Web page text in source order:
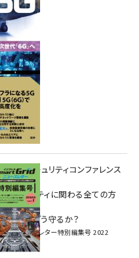
バーセキュリティコンファレンス
キュリティに関わる全ての方
IoTをどう守るか？
ニューズレター特別編集号 2022